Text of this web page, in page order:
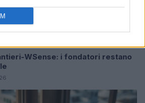
WSense: i fondatori restano